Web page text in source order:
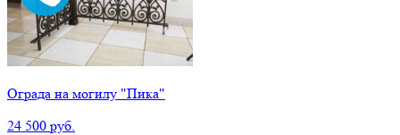
Ограда на могилу "Пика"
24 500 руб.